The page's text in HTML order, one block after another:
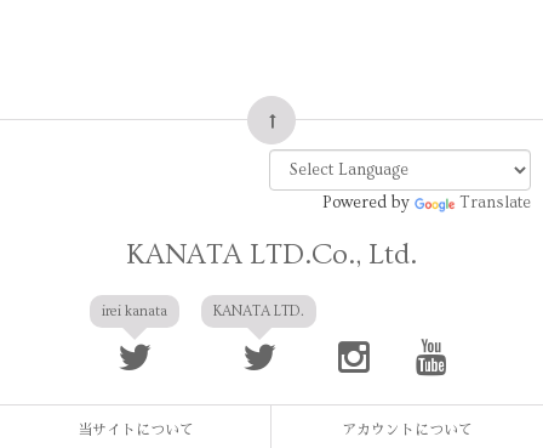
Powered by Translate
KANATA LTD.Co., Ltd.
irei kanata KANATA LTD.
当サイトについて アカウントについて